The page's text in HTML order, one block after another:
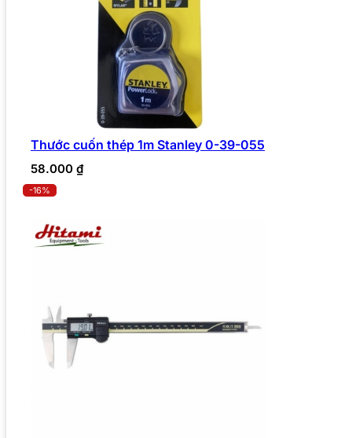
Thước cuốn thép 1m Stanley 0-39-055
58.000 ₫
-16%